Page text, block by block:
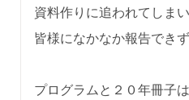
資料作りに追われてしまい
皆様になかなか報告でき
プログラムと２０年冊子